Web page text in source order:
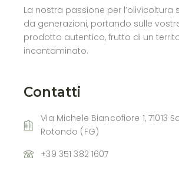
La nostra passione per l’olivicoltura
da generazioni, portando sulle
prodotto autentico, frutto di un
incontaminato.
Contatti
Via Michele Biancofiore 1, 71013
Rotondo (FG)
+39 351 382 1607